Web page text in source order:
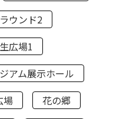
ウンド2
広場1
アム展示ホール
場
花の郷